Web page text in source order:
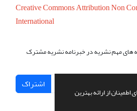
از ارائه بهترین
Creative Commons Attribution Non
International
های مهم نشریه در خبرنامه نشریه مشترک
اشتراک